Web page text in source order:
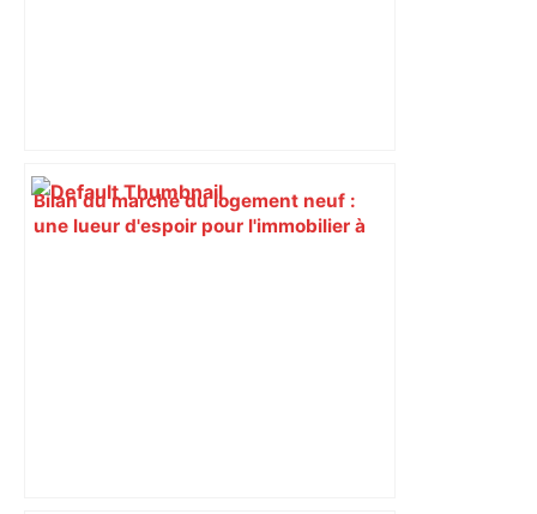
Bilan du marché du logement neuf :
une lueur d'espoir pour l'immobilier à